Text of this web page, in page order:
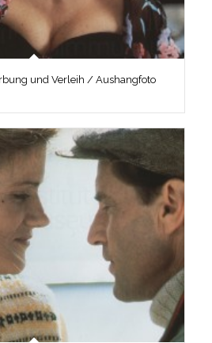
und Verleih / Aushangfoto